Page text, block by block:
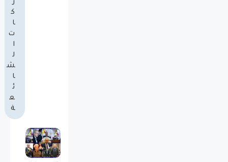
ر
ك
ا
ت
ا
ل
ش
ا
ئ
ع
ة